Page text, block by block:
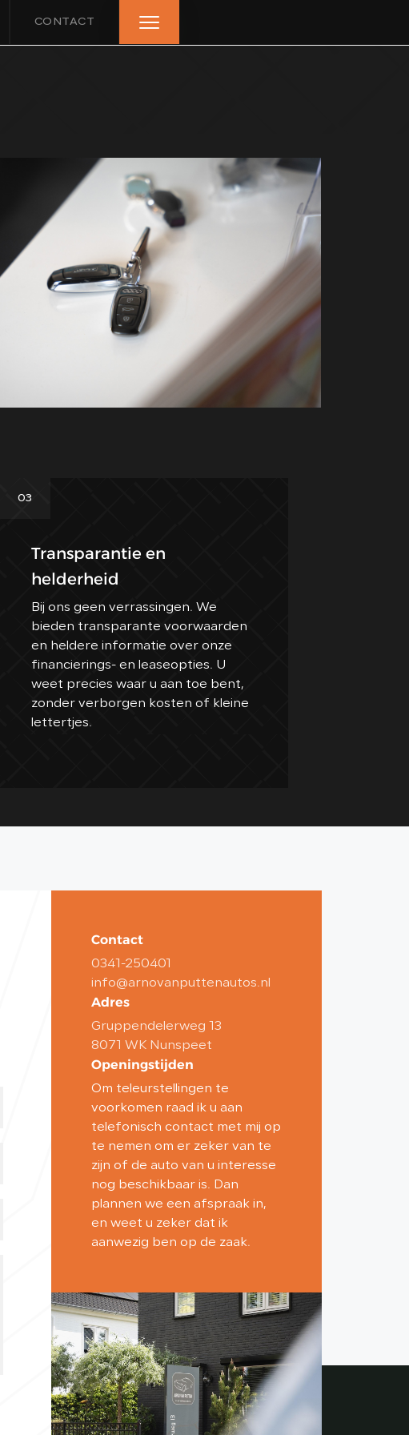
CONTACT
LEASE AANBOD
DIENSTEN
VERKOCHT
OVER ONS
BEOORDELINGEN
CONTACT
03
Transparantie en
helderheid
Bij ons geen verrassingen. We
bieden transparante voorwaarden
en heldere informatie over onze
financierings- en leaseopties. U
weet precies waar u aan toe bent,
zonder verborgen kosten of kleine
lettertjes.
Contact
0341-250401
info@arnovanputtenautos.nl
Adres
Gruppendelerweg 13
8071 WK Nunspeet
Openingstijden
Om teleurstellingen te
voorkomen raad ik u aan
telefonisch contact met mij op
te nemen om er zeker van te
zijn of de auto van u interesse
nog beschikbaar is. Dan
plannen we een afspraak in,
en weet u zeker dat ik
aanwezig ben op de zaak.